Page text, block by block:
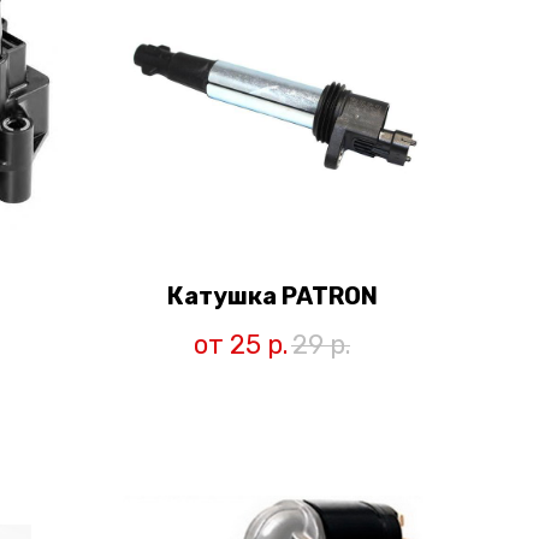
Катушка PATRON
от 25 р.29р.